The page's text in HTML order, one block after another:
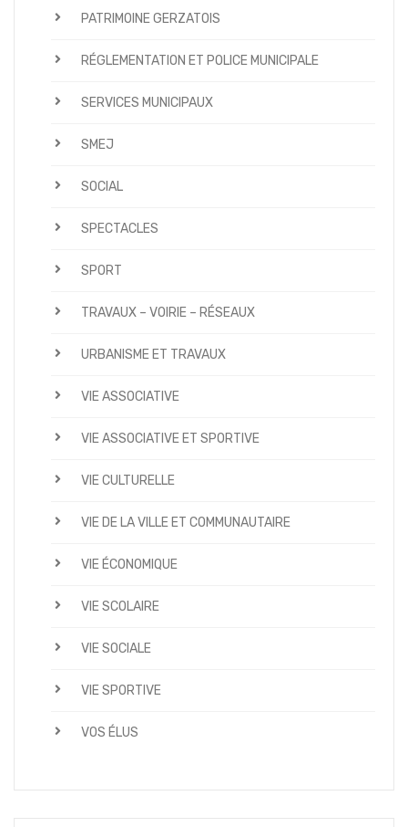
PATRIMOINE GERZATOIS
RÉGLEMENTATION ET POLICE MUNICIPALE
SERVICES MUNICIPAUX
SMEJ
SOCIAL
SPECTACLES
SPORT
TRAVAUX – VOIRIE – RÉSEAUX
URBANISME ET TRAVAUX
VIE ASSOCIATIVE
VIE ASSOCIATIVE ET SPORTIVE
VIE CULTURELLE
VIE DE LA VILLE ET COMMUNAUTAIRE
VIE ÉCONOMIQUE
VIE SCOLAIRE
VIE SOCIALE
VIE SPORTIVE
VOS ÉLUS